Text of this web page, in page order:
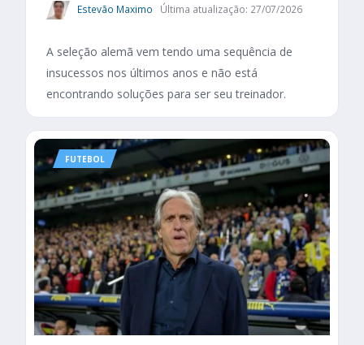
Estevão Maximo Última atualização: 27/07/2026
A seleção alemã vem tendo uma sequência de
insucessos nos últimos anos e não está
encontrando soluções para ser seu treinador.
FUTEBOL